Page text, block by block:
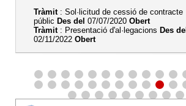
Tràmit: Sol·licitud de cessió de contracte
públic Des del 07/07/2020 Obert
Tràmit: Presentació d'al·legacions Des del
02/11/2022 Obert